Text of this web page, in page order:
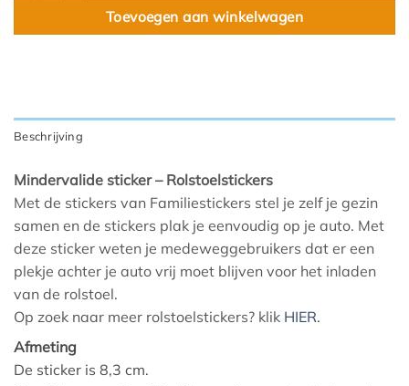
Toevoegen aan winkelwagen
Beschrijving
Mindervalide sticker – Rolstoelstickers
Met de stickers van Familiestickers stel je zelf je gezin
samen en de stickers plak je eenvoudig op je auto. Met
deze sticker weten je medeweggebruikers dat er een
plekje achter je auto vrij moet blijven voor het inladen
van de rolstoel.
Op zoek naar meer rolstoelstickers? klik HIER.
Afmeting
De sticker is 8,3 cm.